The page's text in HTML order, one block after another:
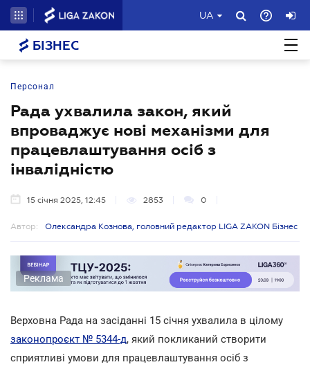
UA
БІЗНЕС
Персонал
Рада ухвалила закон, який
впроваджує нові механізми для
працевлаштування осіб з
інвалідністю
15 січня 2025, 12:45 2853 0
Автор: Олександра Кознова, головний редактор LIGA ZAKON Бізнес
Реклама
Верховна Рада на засіданні 15 січня ухвалила в цілому
законопроєкт № 5344-д, який покликаний створити
сприятливі умови для працевлаштування осіб з